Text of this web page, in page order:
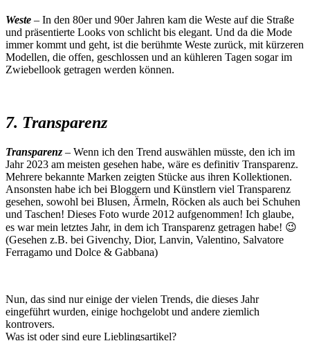
Weste – In den 80er und 90er Jahren kam die Weste auf die Straße
und präsentierte Looks von schlicht bis elegant. Und da die Mode
immer kommt und geht, ist die berühmte Weste zurück, mit kürzeren
Modellen, die offen, geschlossen und an kühleren Tagen sogar im
Zwiebellook getragen werden können.
7. Transparenz
Transparenz – Wenn ich den Trend auswählen müsste, den ich im
Jahr 2023 am meisten gesehen habe, wäre es definitiv Transparenz.
Mehrere bekannte Marken zeigten Stücke aus ihren Kollektionen.
Ansonsten habe ich bei Bloggern und Künstlern viel Transparenz
gesehen, sowohl bei Blusen, Ärmeln, Röcken als auch bei Schuhen
und Taschen! Dieses Foto wurde 2012 aufgenommen! Ich glaube,
es war mein letztes Jahr, in dem ich Transparenz getragen habe! 😉
(Gesehen z.B. bei Givenchy, Dior, Lanvin, Valentino, Salvatore
Ferragamo und Dolce & Gabbana)
Nun, das sind nur einige der vielen Trends, die dieses Jahr
eingeführt wurden, einige hochgelobt und andere ziemlich
kontrovers.
Was ist oder sind eure Lieblingsartikel?